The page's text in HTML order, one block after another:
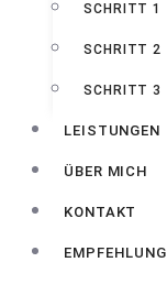
SCHRITT 1
SCHRITT 2
SCHRITT 3
LEISTUNGEN
ÜBER MICH
KONTAKT
EMPFEHLUNG